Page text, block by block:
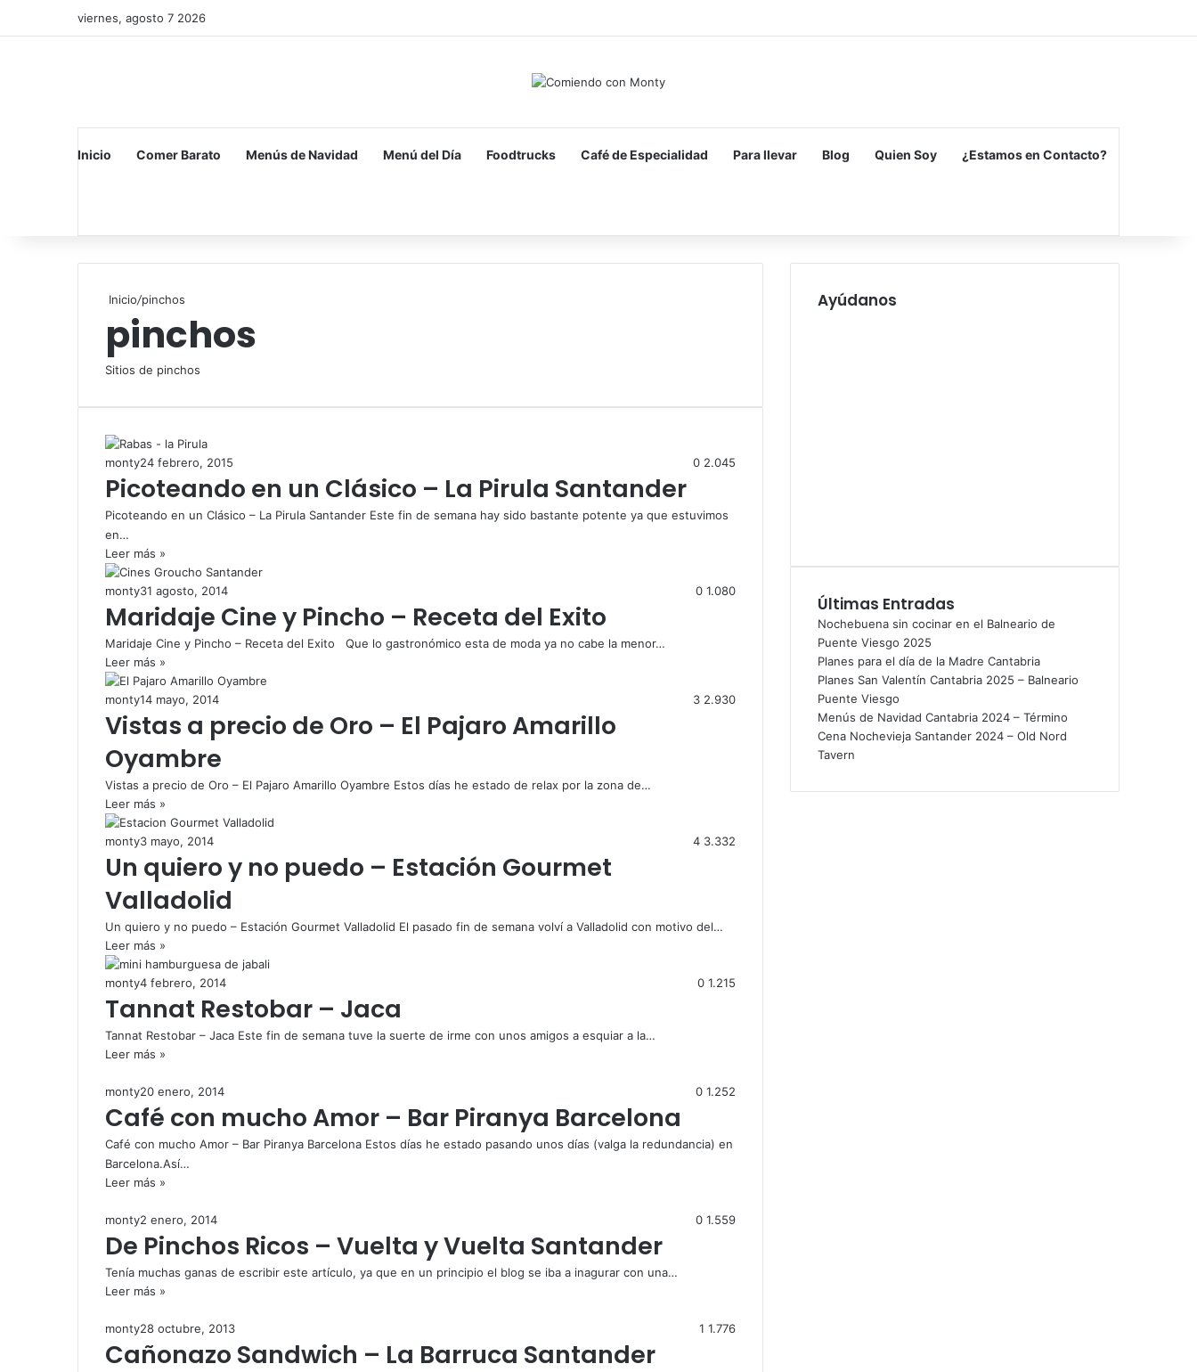
viernes, agosto 7 2026
Inicio Comer Barato Menús de Navidad Menú del Día Foodtrucks Café de Especialidad Para llevar Blog Quien Soy ¿Estamos en Contacto?
Inicio/pinchos
pinchos
Sitios de pinchos
monty24 febrero, 2015 0 2.045
Picoteando en un Clásico – La Pirula Santander
Picoteando en un Clásico – La Pirula Santander Este fin de semana hay sido bastante potente ya que estuvimos
en…
Leer más »
monty31 agosto, 2014 0 1.080
Maridaje Cine y Pincho – Receta del Exito
Maridaje Cine y Pincho – Receta del Exito Que lo gastronómico esta de moda ya no cabe la menor…
Leer más »
monty14 mayo, 2014 3 2.930
Vistas a precio de Oro – El Pajaro Amarillo
Oyambre
Vistas a precio de Oro – El Pajaro Amarillo Oyambre Estos días he estado de relax por la zona de…
Leer más »
monty3 mayo, 2014 4 3.332
Un quiero y no puedo – Estación Gourmet
Valladolid
Un quiero y no puedo – Estación Gourmet Valladolid El pasado fin de semana volví a Valladolid con motivo del…
Leer más »
monty4 febrero, 2014 0 1.215
Tannat Restobar – Jaca
Tannat Restobar – Jaca Este fin de semana tuve la suerte de irme con unos amigos a esquiar a la…
Leer más »
monty20 enero, 2014 0 1.252
Café con mucho Amor – Bar Piranya Barcelona
Café con mucho Amor – Bar Piranya Barcelona Estos días he estado pasando unos días (valga la redundancia) en
Barcelona.Así…
Leer más »
monty2 enero, 2014 0 1.559
De Pinchos Ricos – Vuelta y Vuelta Santander
Tenía muchas ganas de escribir este artículo, ya que en un principio el blog se iba a inagurar con una…
Leer más »
monty28 octubre, 2013 1 1.776
Cañonazo Sandwich – La Barruca Santander
Ayúdanos
Últimas Entradas
Nochebuena sin cocinar en el Balneario de
Puente Viesgo 2025
Planes para el día de la Madre Cantabria
Planes San Valentín Cantabria 2025 – Balneario
Puente Viesgo
Menús de Navidad Cantabria 2024 – Término
Cena Nochevieja Santander 2024 – Old Nord
Tavern